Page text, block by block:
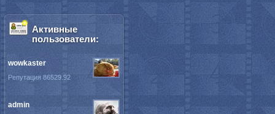
Активные
пользователи:
wowkaster
Репутация 86529.92
admin